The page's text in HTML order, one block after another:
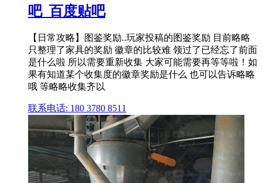
吧_百度贴吧
【日常攻略】图鉴奖励..玩家投稿的图鉴奖励 目前略略
只整理了家具的奖励 徽章的比较难 领过了已经忘了前面
是什么啦 所以需要重新收集 大家可能需要再等等啦！如
果有知道某个收集度的徽章奖励是什么 也可以告诉略略
哦 等略略收集齐以
联系电话: 180 3780 8511